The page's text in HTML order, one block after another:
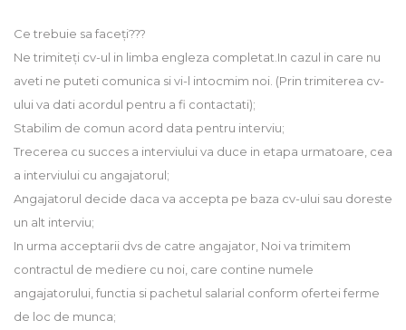
Ce trebuie sa faceți???
Ne trimiteți cv-ul in limba engleza completat.In cazul in care nu
aveti ne puteti comunica si vi-l intocmim noi. (Prin trimiterea cv-
ului va dati acordul pentru a fi contactati);
Stabilim de comun acord data pentru interviu;
Trecerea cu succes a interviului va duce in etapa urmatoare, cea
a interviului cu angajatorul;
Angajatorul decide daca va accepta pe baza cv-ului sau doreste
un alt interviu;
In urma acceptarii dvs de catre angajator, Noi va trimitem
contractul de mediere cu noi, care contine numele
angajatorului, functia si pachetul salarial conform ofertei ferme
de loc de munca;